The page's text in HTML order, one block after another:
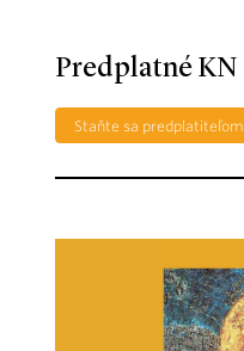
Predplatné KN
Staňte sa predplatiteľom